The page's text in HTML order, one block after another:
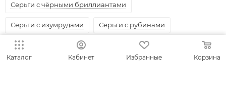
Серьги с чёрными бриллиантами
Серьги с изумрудами Серьги с рубинами
Серьги с танзанитами
Каталог Кабинет Избранные Корзина